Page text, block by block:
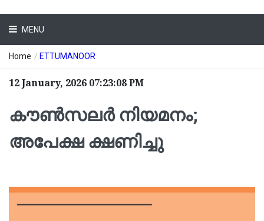
MENU
Home / ETTUMANOOR
12 January, 2026 07:23:08 PM
കൗൺസലർ നിയമനം;
അപേക്ഷ ക്ഷണിച്ചു